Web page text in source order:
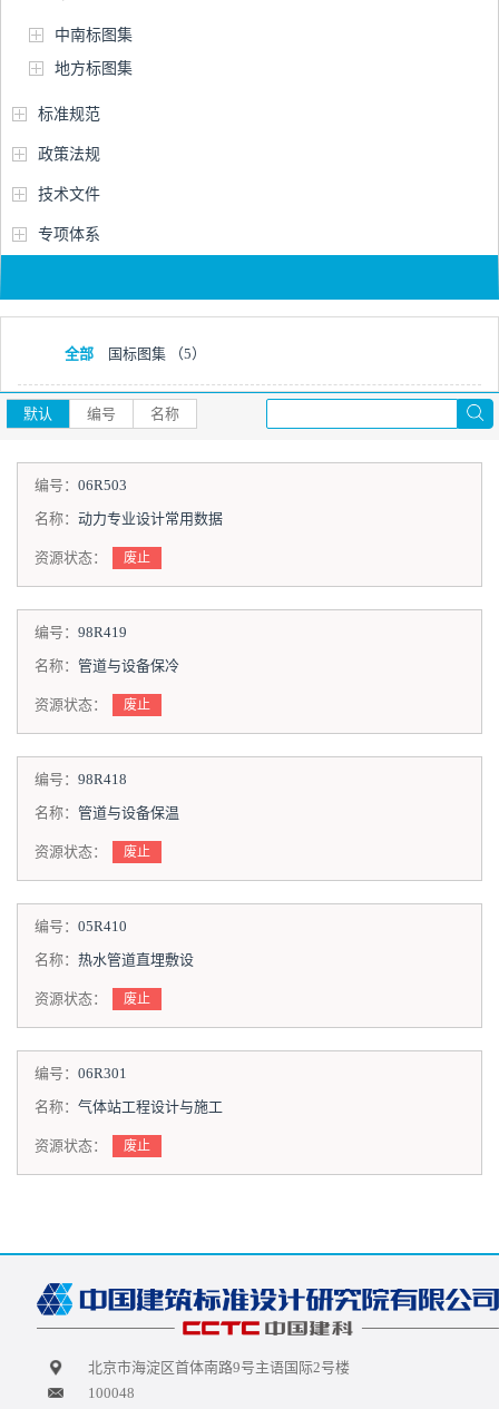
中南标图集
地方标图集
标准规范
政策法规
技术文件
专项体系
全部 国标图集 （5）
默认 编号 名称
编号： 06R503
名称： 动力专业设计常用数据
资源状态： 废止
编号： 98R419
名称： 管道与设备保冷
资源状态： 废止
编号： 98R418
名称： 管道与设备保温
资源状态： 废止
编号： 05R410
名称： 热水管道直埋敷设
资源状态： 废止
编号： 06R301
名称： 气体站工程设计与施工
资源状态： 废止
北京市海淀区首体南路9号主语国际2号楼
100048